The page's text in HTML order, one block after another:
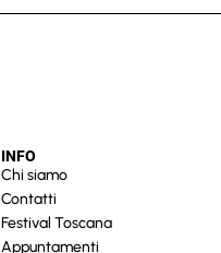
INFO
Chi siamo
Contatti
Festival Toscana
Appuntamenti